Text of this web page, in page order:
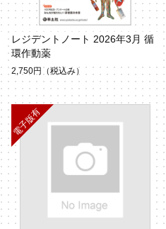
レジデントノート 2026年3月 循
環作動薬
2,750円 （税込み）